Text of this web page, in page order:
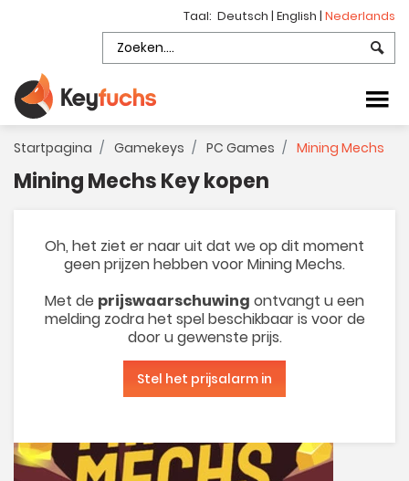
Taal: Deutsch | English | Nederlands
Startpagina Gamekeys PC Games Mining Mechs
Mining Mechs Key kopen
Oh, het ziet er naar uit dat we op dit moment
geen prijzen hebben voor Mining Mechs.
Met de prijswaarschuwing ontvangt u een
melding zodra het spel beschikbaar is voor de
door u gewenste prijs.
Stel het prijsalarm in